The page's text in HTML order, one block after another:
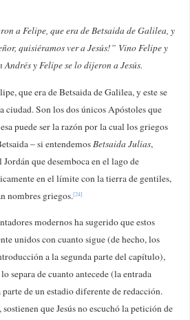
a Felipe, que era de Betsaida de Galilea, y
quisiéramos ver a Jesús!” Vino Felipe y
y Felipe se lo dijeron a Jesús.
que era de Betsaida de Galilea, y este se
ciudad. Son los dos únicos Apóstoles que
puede ser la razón por la cual los griegos
– si entendemos Betsaida Julias,
que desemboca en el lago de
en el límite con la tierra de gentiles,
nombres griegos.[24]
modernos ha sugerido que estos
unidos con cuanto sigue (de hecho, los
a la segunda parte del capítulo),
separa de cuanto antecede (la entrada
de un estadio diferente de redacción.
que Jesús no escuchó la petición de